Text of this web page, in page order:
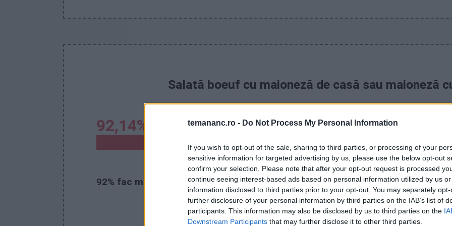
temananc.ro - Do Not Process My Personal Information
If you wish to opt-out of the sale, sharing to third parties, or processing of your
sensitive information for targeted advertising by us, please use the below opt-out
confirm your selection. Please note that after your opt-out request is processed
continue seeing interest-based ads based on personal information utilized by us
information disclosed to third parties prior to your opt-out. You may separately
further disclosure of your personal information by third parties on the IAB’s list of
participants. This information may also be disclosed by us to third parties on the
Downstream Participants that may further disclose it to other third parties.
Salată boeuf cu maioneză de casă sau maioneză
92,14% maioneză de casă
92% fac maioneză de casăla salata boeuf și nu folosesc varianta mai simplă, cu